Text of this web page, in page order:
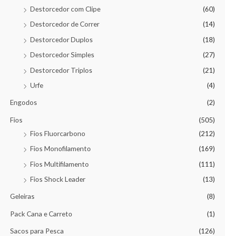
Destorcedor com Clipe
(60)
Destorcedor de Correr
(14)
Destorcedor Duplos
(18)
Destorcedor Simples
(27)
Destorcedor Triplos
(21)
Urfe
(4)
Engodos (2)
Fios
(505)
Fios Fluorcarbono
(212)
Fios Monofilamento
(169)
Fios Multifilamento
(111)
Fios Shock Leader
(13)
Geleiras (8)
Pack Cana e Carreto (1)
Sacos para Pesca
(126)